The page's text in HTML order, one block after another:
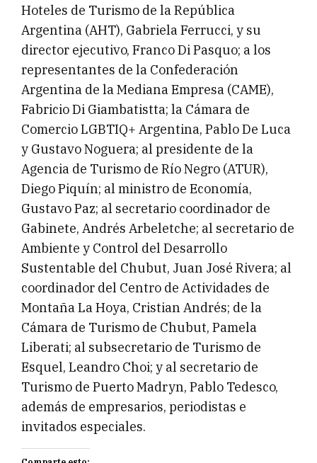
Hoteles de Turismo de la República
Argentina (AHT), Gabriela Ferrucci, y su
director ejecutivo, Franco Di Pasquo; a los
representantes de la Confederación
Argentina de la Mediana Empresa (CAME),
Fabricio Di Giambatistta; la Cámara de
Comercio LGBTIQ+ Argentina, Pablo De Luca
y Gustavo Noguera; al presidente de la
Agencia de Turismo de Río Negro (ATUR),
Diego Piquín; al ministro de Economía,
Gustavo Paz; al secretario coordinador de
Gabinete, Andrés Arbeletche; al secretario de
Ambiente y Control del Desarrollo
Sustentable del Chubut, Juan José Rivera; al
coordinador del Centro de Actividades de
Montaña La Hoya, Cristian Andrés; de la
Cámara de Turismo de Chubut, Pamela
Liberati; al subsecretario de Turismo de
Esquel, Leandro Choi; y al secretario de
Turismo de Puerto Madryn, Pablo Tedesco,
además de empresarios, periodistas e
invitados especiales.